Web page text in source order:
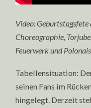
Video:
Choreographie,
Feuerwerk und
Tabellensituation:
seinen Fans im
hingelegt. Derzeit